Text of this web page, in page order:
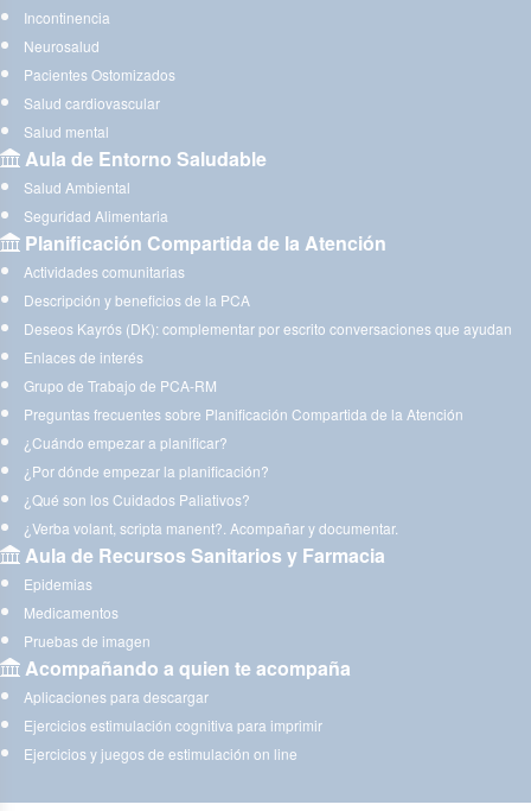
Incontinencia
Neurosalud
Pacientes Ostomizados
Salud cardiovascular
Salud mental
Aula de Entorno Saludable
Salud Ambiental
Seguridad Alimentaria
Planificación Compartida de la Atención
Actividades comunitarias
Descripción y beneficios de la PCA
Deseos Kayrós (DK): complementar por escrito conversaciones que ayudan
Enlaces de interés
Grupo de Trabajo de PCA-RM
Preguntas frecuentes sobre Planificación Compartida de la Atención
¿Cuándo empezar a planificar?
¿Por dónde empezar la planificación?
¿Qué son los Cuidados Paliativos?
¿Verba volant, scripta manent?. Acompañar y documentar.
Aula de Recursos Sanitarios y Farmacia
Epidemias
Medicamentos
Pruebas de imagen
Acompañando a quien te acompaña
Aplicaciones para descargar
Ejercicios estimulación cognitiva para imprimir
Ejercicios y juegos de estimulación on line